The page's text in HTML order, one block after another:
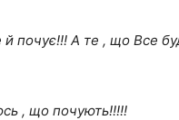
почує!!! А те , що Все
, що почують!!!!!